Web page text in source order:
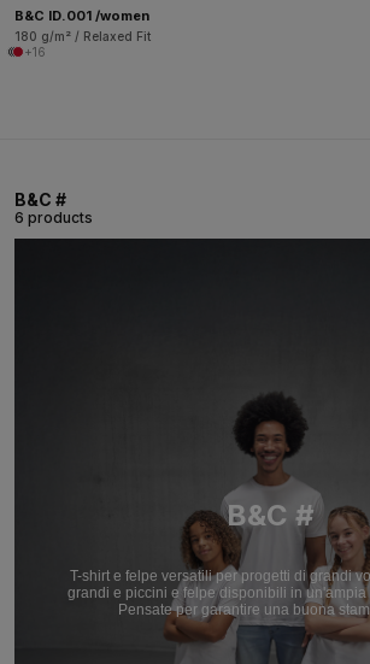
B&C ID.001 /women
180 g/m² / Relaxed Fit
+16
B&C #
6 products
B&C #
T-shirt e felpe versatili per progetti di grandi
grandi e piccini e felpe disponibili in un'ampia
Pensate per garantire una buona